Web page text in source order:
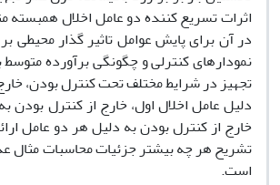
اثرات تسریع کننده دو عامل اخلال
در آن برای پایش عوامل تاثیر گذار محیطی
نمودارهای کنترلی و چگونگی برآورده متوسط
تجهیز در شرایط مختلف تحت کنترل بودن،
دلیل عامل اخلال اول، خارج از کنترل بودن
خارج از کنترل بودن به دلیل هر دو عامل
تشریح هر چه بیشتر جزئیات محاسبات مثال
‌است.